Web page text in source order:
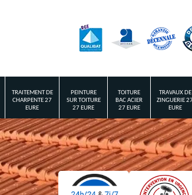
TRAITEMENT DE
CHARPENTE 27
EURE
PEINTURE
SUR TOITURE
27 EURE
TOITURE
BAC ACIER
27 EURE
TRAVAUX DE
ZINGUERIE
EURE